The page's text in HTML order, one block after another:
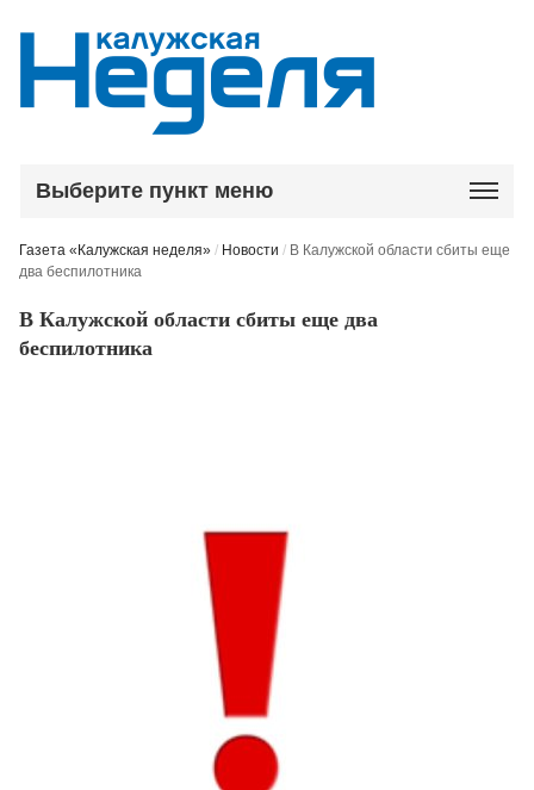
Выберите пункт меню
Газета «Калужская неделя» / Новости / В Калужской области сбиты еще
два беспилотника
В Калужской области сбиты еще два
беспилотника